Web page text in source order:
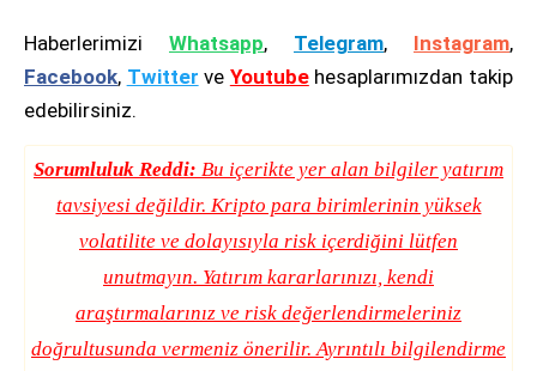
Haberlerimizi Whatsapp, Telegram, Instagram,
Facebook, Twitter ve Youtubehesaplarımızdan takip
edebilirsiniz.
Sorumluluk Reddi: Bu içerikte yer alan bilgiler yatırım
tavsiyesi değildir. Kripto para birimlerinin yüksek
volatilite ve dolayısıyla risk içerdiğini lütfen
unutmayın. Yatırım kararlarınızı, kendi
araştırmalarınız ve risk değerlendirmeleriniz
doğrultusunda vermeniz önerilir. Ayrıntılı bilgilendirme